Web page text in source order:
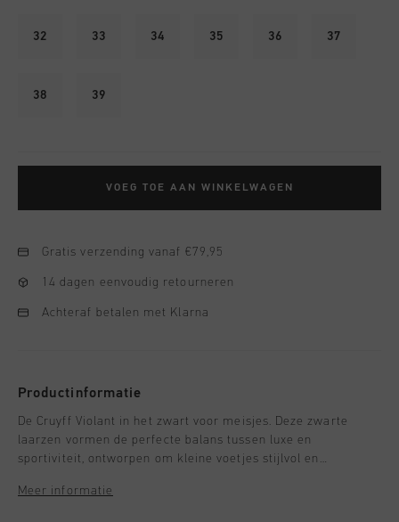
32 33 34 35 36 37
38 39
VOEG TOE AAN WINKELWAGEN
Gratis verzending vanaf €79,95
14 dagen eenvoudig retourneren
Achteraf betalen met Klarna
Productinformatie
De Cruyff Violant in het zwart voor meisjes. Deze zwarte
laarzen vormen de perfecte balans tussen luxe en
sportiviteit, ontworpen om kleine voetjes stijlvol en
van eersteklas leer en bieden duurzaamheid en een verfijnde
Meer informatie